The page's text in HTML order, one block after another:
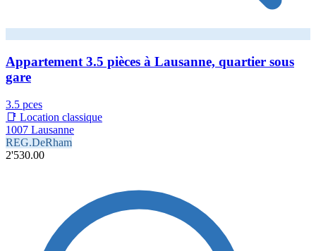
Appartement 3.5 pièces à Lausanne, quartier sous
gare
3.5 pces
📑 Location classique
1007 Lausanne
REG.DeRham
2'530.00